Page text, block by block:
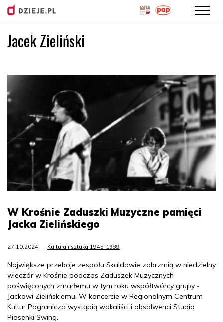
Jacek Zieliński
W Krośnie Zaduszki Muzyczne pamięci
Jacka Zielińskiego
27.10.2024 Kultura i sztuka 1945-1989
Największe przeboje zespołu Skaldowie zabrzmią w niedzielny
wieczór w Krośnie podczas Zaduszek Muzycznych
poświęconych zmarłemu w tym roku współtwórcy grupy -
Jackowi Zielińskiemu. W koncercie w Regionalnym Centrum
Kultur Pogranicza wystąpią wokaliści i absolwenci Studia
Piosenki Swing.